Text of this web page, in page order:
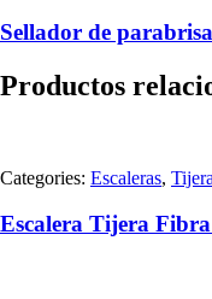
Sellador de
Productos
Categories: Escaleras,
Escalera Tijera